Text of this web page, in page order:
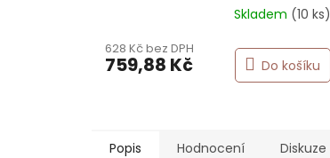
Skladem (10 ks)
628 Kč bez DPH
759,88 Kč Do košíku
Popis Hodnocení Diskuze